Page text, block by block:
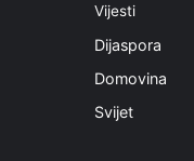
Vijesti
Dijaspora
Domovina
Svijet